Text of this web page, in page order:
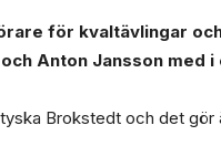
för kvaltävlingar
Anton Jansson med i
Brokstedt och det